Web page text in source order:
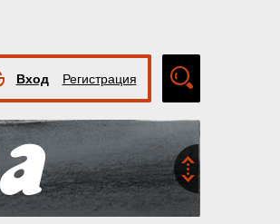
Вход Регистрация
поиск